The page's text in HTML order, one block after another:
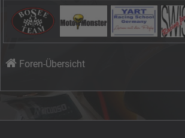
Foren-Übersicht